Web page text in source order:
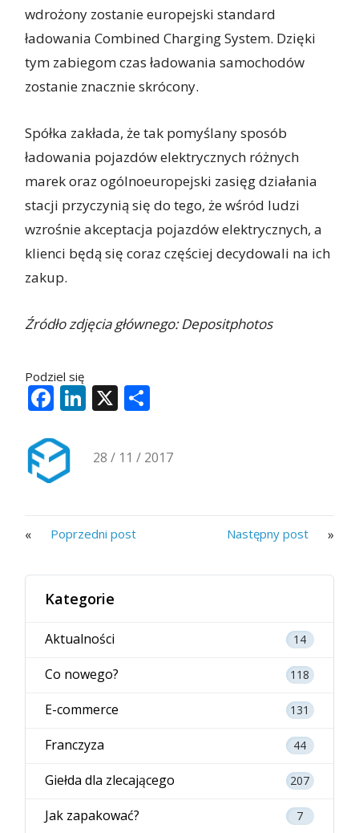
wdrożony zostanie europejski standard
ładowania Combined Charging System. Dzięki
tym zabiegom czas ładowania samochodów
zostanie znacznie skrócony.
Spółka zakłada, że tak pomyślany sposób
ładowania pojazdów elektrycznych różnych
marek oraz ogólnoeuropejski zasięg działania
stacji przyczynią się do tego, że wśród ludzi
wzrośnie akceptacja pojazdów elektrycznych, a
klienci będą się coraz częściej decydowali na ich
zakup.
Źródło zdjęcia głównego: Depositphotos
Podziel się
Facebook
LinkedIn
X
28 / 11 / 2017
Poprzedni post
« Następny post »
Kategorie
Aktualności 14
Co nowego? 118
E-commerce 131
Franczyza 44
Giełda dla zlecającego 207
Jak zapakować? 7